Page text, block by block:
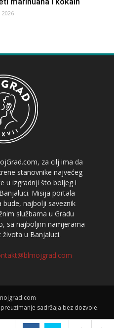
2026
za cilj ima da
stanovnike najvećeg
u izgradnji što boljeg i
Misija portala
najbolji saveznik
službama u Gradu
sa najboljim namjerama
u Banjaluci.
sadržaja bez dozvole.